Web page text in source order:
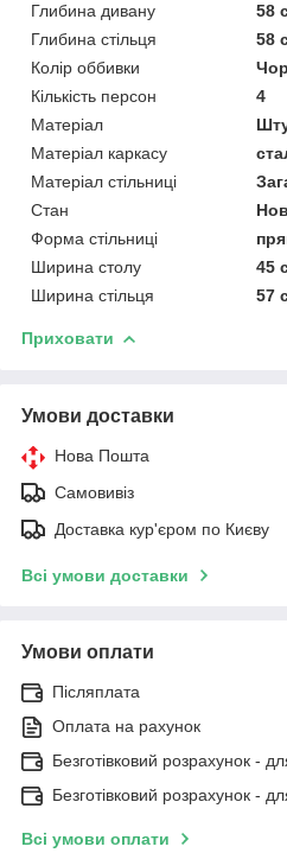
Глибина дивану
58
Глибина стільця
58
Колір оббивки
Кількість персон
4
Матеріал
Матеріал каркасу
Матеріал стільниці
Стан
Форма стільниці
Ширина столу
45
Ширина стільця
57
Приховати
Умови доставки
Нова Пошта
Самовивіз
Доставка кур'єром по Києву
Всі умови доставки
Умови оплати
Післяплата
Оплата на рахунок
Безготівковий розрахунок -
Безготівковий розрахунок -
Всі умови оплати